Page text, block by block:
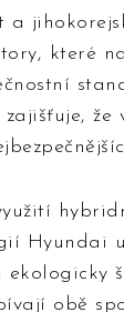
a
které
že
Hyundai
obě